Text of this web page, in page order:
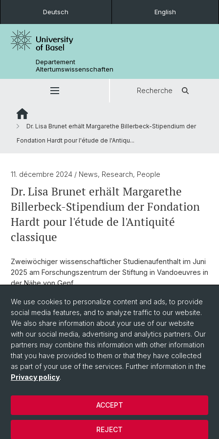
Deutsch English
Departement
Altertumswissenschaften
Recherche
Dr. Lisa Brunet erhält Margarethe Billerbeck-Stipendium der
Fondation Hardt pour l'étude de l'Antiqu...
11. décembre 2024 / News, Research, People
Dr. Lisa Brunet erhält Margarethe
Billerbeck-Stipendium der Fondation
Hardt pour l'étude de l'Antiquité
classique
Zweiwöchiger wissenschaftlicher Studienaufenthalt im Juni
2025 am Forschungszentrum der Stiftung in Vandoeuvres in
der Nähe von Genf
Lisa Brunet möchte während des Forschungsaufenthalts
ihren Sammelband "Grandparents in the Ancient
Mediterranean. Depictions, Roles and Status." voranbringen.
Back
© Université de Bâle
We use cookies to personalize content and ads, to provide
social media features, and to analyze traffic to our website.
We also share information about your use of our website
with our social media, advertising and analytics partners. Our
partners may combine this information with other information
that you have provided to them or that they have collected
as part of your use of the services. Further information in the
Privacy policy.
REJECT
ACCEPT